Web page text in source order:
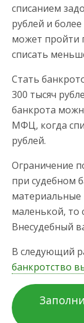
списанием
рублей и
может пройти
списать
Стать
300 тысяч
банкрота
МФЦ, когда
рублей.
Ограничение
при судебном
материальные
маленькой, то
Внесудебный
В следующий
банкротство